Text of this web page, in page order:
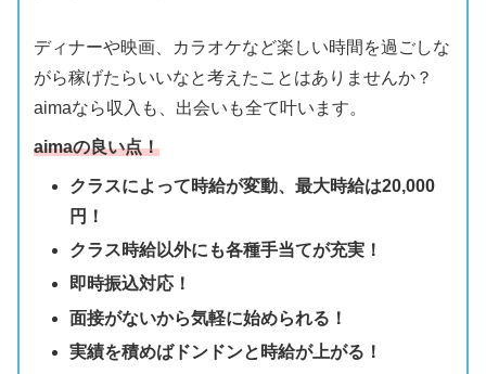
ディナーや映画、カラオケなど楽しい時間を過ごしな
がら稼げたらいいなと考えたことはありませんか？
aimaなら収入も、出会いも全て叶います。
aimaの良い点！
クラスによって時給が変動、最大時給は20,000
円！
クラス時給以外にも各種手当てが充実！
即時振込対応！
面接がないから気軽に始められる！
実績を積めばドンドンと時給が上がる！